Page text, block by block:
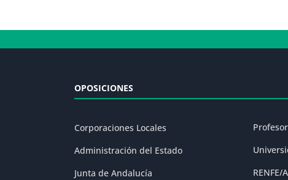
OPOSICIONES
Corporaciones Locales
Administración del Estado
Junta de Andalucía
RENFE/